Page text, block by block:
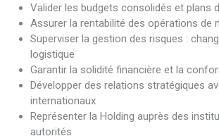
Valider les budgets consolidés et plans
Assurer la rentabilité des opérations de
Superviser la gestion des risques :
logistique
Garantir la solidité financière et la
Développer des relations stratégiques
internationaux
Représenter la Holding auprès des
autorités